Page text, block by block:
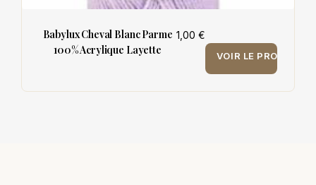
Babylux Cheval Blanc Parme
100% Acrylique Layette
1,00 €
VOIR LE PRODUIT